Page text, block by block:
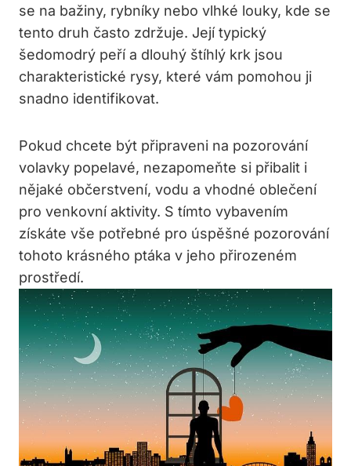
se na bažiny, rybníky nebo​ vlhké ‌louky, kde se
tento druh často⁢ zdržuje.⁤ Její typický
šedomodrý peří a dlouhý ⁣štíhlý krk jsou⁤
charakteristické rysy, které vám pomohou ​ji
snadno identifikovat.
Pokud ‍chcete být‌ připraveni na pozorování
volavky popelavé, nezapomeňte si přibalit i
‍nějaké občerstvení, vodu a vhodné oblečení
pro venkovní aktivity. S tímto ⁢vybavením
získáte vše potřebné pro úspěšné pozorování
tohoto krásného ptáka v jeho přirozeném
prostředí.